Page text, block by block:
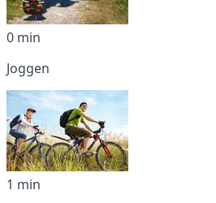
0 min
Joggen
1 min